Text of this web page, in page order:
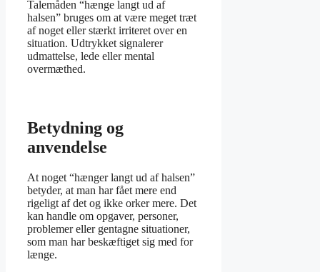
Talemåden “hænge langt ud af
halsen” bruges om at være meget træt
af noget eller stærkt irriteret over en
situation. Udtrykket signalerer
udmattelse, lede eller mental
overmæthed.
Betydning og
anvendelse
At noget “hænger langt ud af halsen”
betyder, at man har fået mere end
rigeligt af det og ikke orker mere. Det
kan handle om opgaver, personer,
problemer eller gentagne situationer,
som man har beskæftiget sig med for
længe.